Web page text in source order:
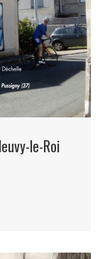
le-Roi